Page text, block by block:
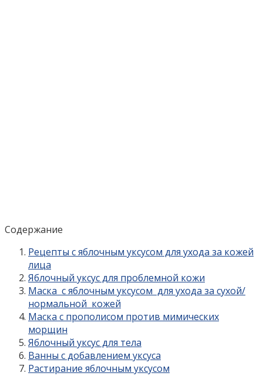
Содержание
Рецепты с яблочным уксусом для ухода за кожей
лица
Яблочный уксус для проблемной кожи
Маска с яблочным уксусом для ухода за сухой/
нормальной кожей
Маска с прополисом против мимических
морщин
Яблочный уксус для тела
Ванны с добавлением уксуса
Растирание яблочным уксусом